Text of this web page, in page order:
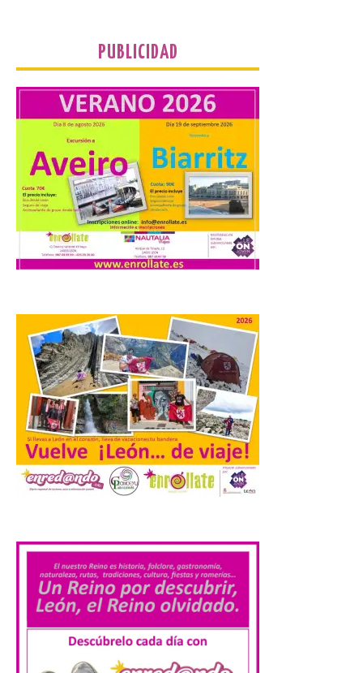
La Universidad de León
distribuye folletos con la
programación del evento
del eclipse solar que
organiza con la ESA y el
Ayuntamiento
7 Ago 2026
Los materiales ya pueden
recogerse gratuitamente
en la Oficina de
Información Turística de
León e incluyen, además
observar el eclipse con seguridad León, 7
de agosto de 2026. La programación […]
Laciana comienza su
programación para
disfrutar el eclipse total
del 12 de agosto
7 Ago 2026
agosto, tanto el público
pudo disfrutar de un
planetario que se instaló
en el polideportivo municipal, con pases
de mañana dedicados preferentemente al
público infantil y, el resto del […]
PUBLICIDAD